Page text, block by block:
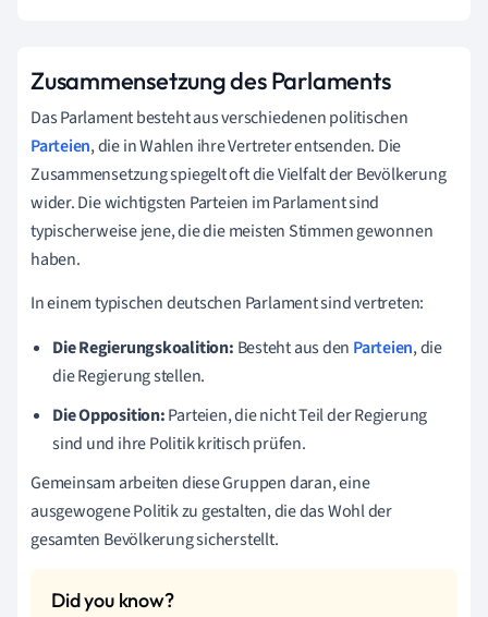
Zusammensetzung des Parlaments
Das Parlament besteht aus verschiedenen politischen
Parteien, die in Wahlen ihre Vertreter entsenden. Die
Zusammensetzung spiegelt oft die Vielfalt der Bevölkerung
wider. Die wichtigsten Parteien im Parlament sind
typischerweise jene, die die meisten Stimmen gewonnen
haben.
In einem typischen deutschen Parlament sind vertreten:
Die Regierungskoalition: Besteht aus den Parteien, die
die Regierung stellen.
Die Opposition:Parteien, die nicht Teil der Regierung
sind und ihre Politik kritisch prüfen.
Gemeinsam arbeiten diese Gruppen daran, eine
ausgewogene Politik zu gestalten, die das Wohl der
gesamten Bevölkerung sicherstellt.